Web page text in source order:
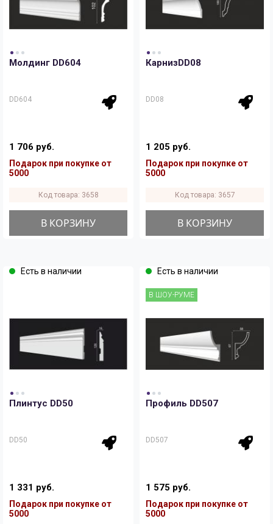
Молдинг DD604
DD604
1 706 руб.
Подарок при покупке от
5000
Код товара: 3658
В КОРЗИНУ
КарнизDD08
DD08
1 205 руб.
Подарок при покупке от
5000
Код товара: 3657
В КОРЗИНУ
Есть в наличии
Плинтус DD50
DD50
1 331 руб.
Подарок при покупке от
5000
Есть в наличии
В ШОУ-РУМЕ
Профиль DD507
DD507
1 575 руб.
Подарок при покупке от
5000